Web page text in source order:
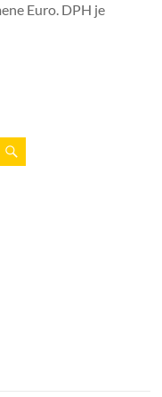
Euro. DPH je